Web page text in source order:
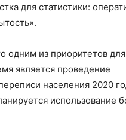
для статистики:
одним из приоритетов для
является проведение
населения 2020
использование